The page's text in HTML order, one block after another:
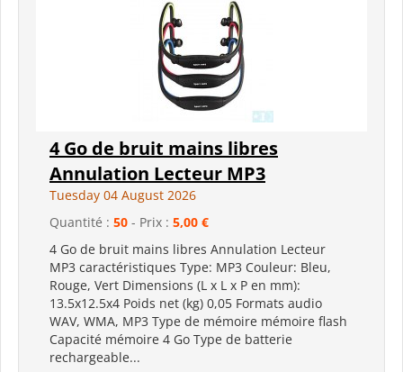
4 Go de bruit mains libres
Annulation Lecteur MP3
Tuesday 04 August 2026
Quantité : 50 - Prix : 5,00 €
4 Go de bruit mains libres Annulation Lecteur
MP3 caractéristiques Type: MP3 Couleur: Bleu,
Rouge, Vert Dimensions (L x L x P en mm):
13.5x12.5x4 Poids net (kg) 0,05 Formats audio
WAV, WMA, MP3 Type de mémoire mémoire flash
Capacité mémoire 4 Go Type de batterie
rechargeable...